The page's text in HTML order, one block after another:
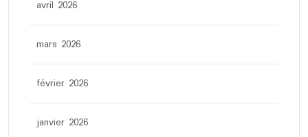
avril 2026
mars 2026
février 2026
janvier 2026